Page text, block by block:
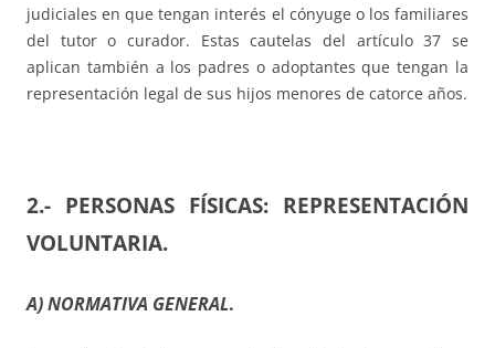
judiciales en que tengan interés el cónyuge o los familiares
del tutor o curador. Estas cautelas del artículo 37 se
aplican también a los padres o adoptantes que tengan la
representación legal de sus hijos menores de catorce años.
2.- PERSONAS FÍSICAS: REPRESENTACIÓN
VOLUNTARIA.
A) NORMATIVA GENERAL.